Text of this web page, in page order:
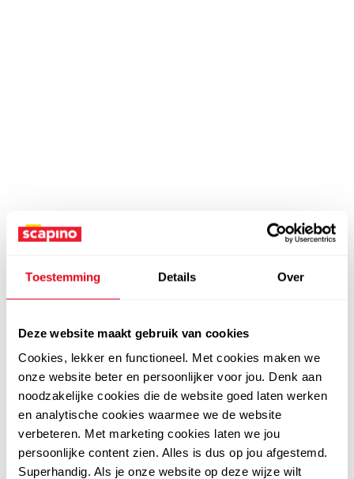
Toestemming Details Over
Deze website maakt gebruik van cookies
Cookies, lekker en functioneel. Met cookies maken we
onze website beter en persoonlijker voor jou. Denk aan
noodzakelijke cookies die de website goed laten werken
en analytische cookies waarmee we de website
verbeteren. Met marketing cookies laten we jou
persoonlijke content zien. Alles is dus op jou afgestemd.
Superhandig. Als je onze website op deze wijze wilt